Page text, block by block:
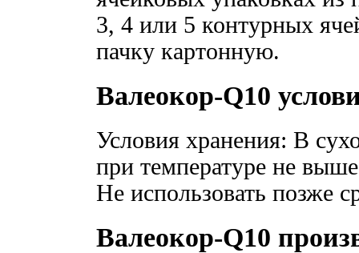
3, 4 или 5 контурных
пачку картонную.
Валеокор-Q10
Условия хранения: В
при температуре не
Не использовать позже
Валеокор-Q10